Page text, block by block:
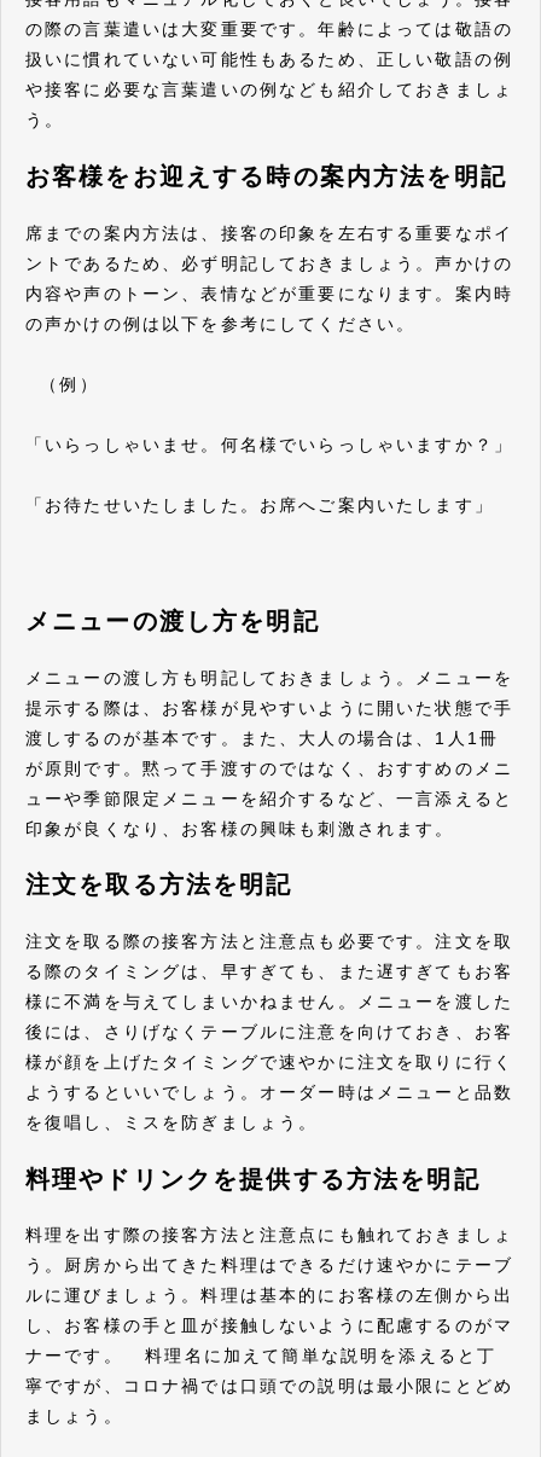
の際の言葉遣いは大変重要です。年齢によっては敬語の
扱いに慣れていない可能性もあるため、正しい敬語の例
や接客に必要な言葉遣いの例なども紹介しておきましょ
う。
お客様をお迎えする時の案内方法を明記
席までの案内方法は、接客の印象を左右する重要なポイ
ントであるため、必ず明記しておきましょう。声かけの
内容や声のトーン、表情などが重要になります。案内時
の声かけの例は以下を参考にしてください。
（例）
「いらっしゃいませ。何名様でいらっしゃいますか？」
「お待たせいたしました。お席へご案内いたします」
メニューの渡し方を明記
メニューの渡し方も明記しておきましょう。メニューを
提示する際は、お客様が見やすいように開いた状態で手
渡しするのが基本です。また、大人の場合は、1人1冊
が原則です。黙って手渡すのではなく、おすすめのメニ
ューや季節限定メニューを紹介するなど、一言添えると
印象が良くなり、お客様の興味も刺激されます。
注文を取る方法を明記
注文を取る際の接客方法と注意点も必要です。注文を取
る際のタイミングは、早すぎても、また遅すぎてもお客
様に不満を与えてしまいかねません。メニューを渡した
後には、さりげなくテーブルに注意を向けておき、お客
様が顔を上げたタイミングで速やかに注文を取りに行く
ようするといいでしょう。オーダー時はメニューと品数
を復唱し、ミスを防ぎましょう。
料理やドリンクを提供する方法を明記
料理を出す際の接客方法と注意点にも触れておきましょ
う。厨房から出てきた料理はできるだけ速やかにテーブ
ルに運びましょう。料理は基本的にお客様の左側から出
し、お客様の手と皿が接触しないように配慮するのがマ
ナーです。 料理名に加えて簡単な説明を添えると丁
寧ですが、コロナ禍では口頭での説明は最小限にとどめ
ましょう。